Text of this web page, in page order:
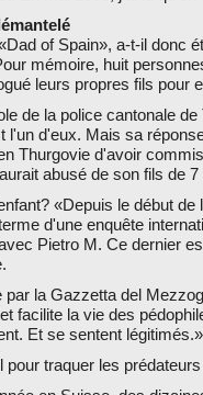
of Spain», a-t-il donc
mémoire, huit
leurs propres fils pour
de la police cantonale
l'un d'eux. Mais sa
Thurgovie d'avoir
abusé de son fils de
«Depuis le début
d'une enquête
Pietro M. Ce dernier
par la Gazzetta del
facilite la vie des
Et se sentent légitimés.»
pour traquer les prédateurs